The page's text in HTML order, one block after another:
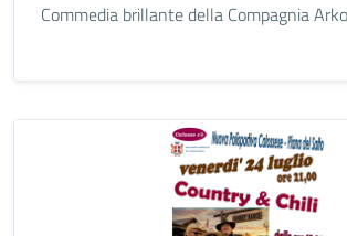
Commedia brillante della Compagnia